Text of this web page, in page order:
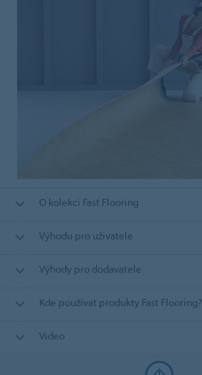
O kolekci Fast Flooring
Výhodu pro uživatele
Výhody pro dodavatele
Kde používat produkty Fast Flooring?
Video